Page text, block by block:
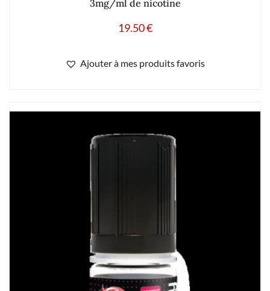
3mg/ml de nicotine
19.50€
Ajouter à mes produits favoris